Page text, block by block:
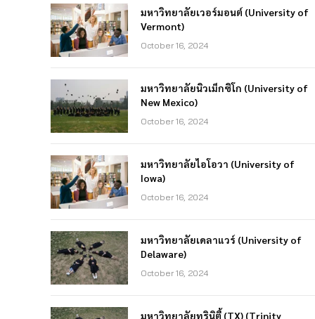
มหาวิทยาลัยเวอร์มอนต์ (University of
Vermont)
October 16, 2024
มหาวิทยาลัยนิวเม็กซิโก (University of
New Mexico)
October 16, 2024
มหาวิทยาลัยไอโอวา (University of
Iowa)
October 16, 2024
มหาวิทยาลัยเดลาแวร์ (University of
Delaware)
October 16, 2024
มหาวิทยาลัยทรินิตี้ (TX) (Trinity